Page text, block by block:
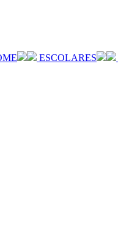
ESCOLARES